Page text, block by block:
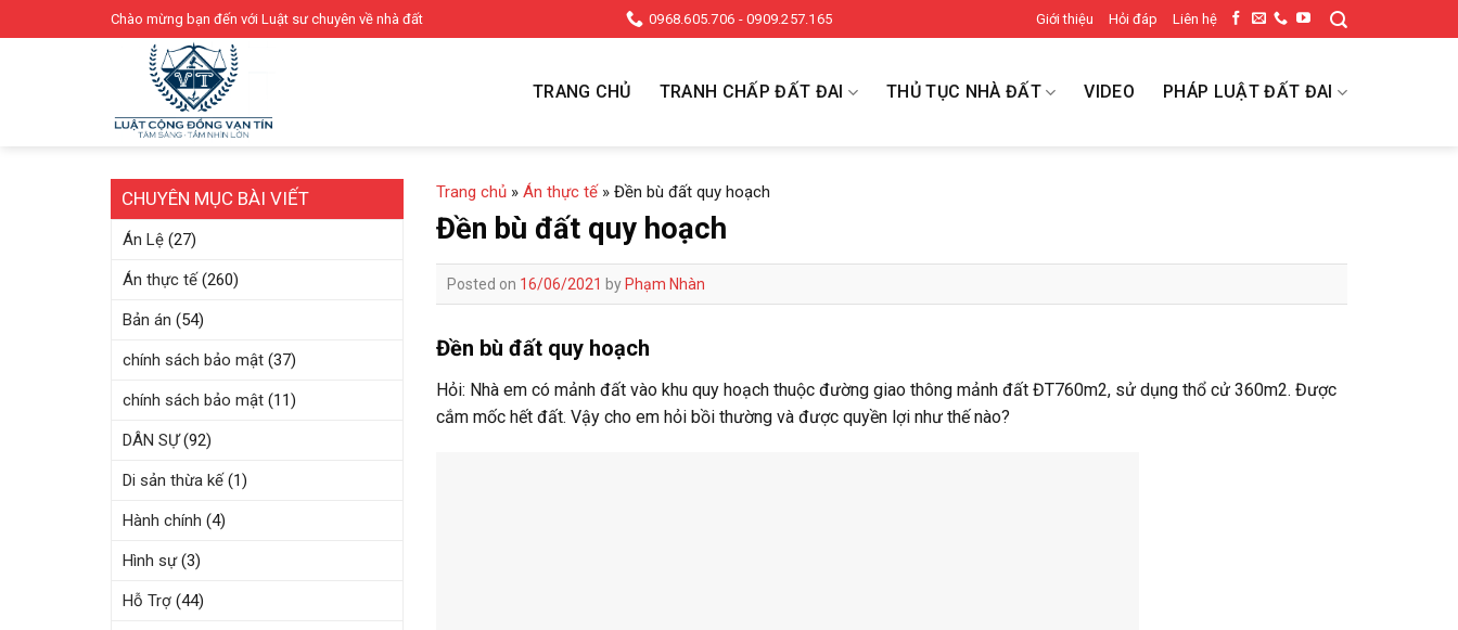
to
Chào mừng bạn đến với Luật sư chuyên về nhà đất 0968.605.706 - 0909.257.165 Giới thiệu Hỏi đáp Liên hệ
TRANG CHỦ TRANH CHẤP ĐẤT ĐAI THỦ TỤC NHÀ ĐẤT VIDEO PHÁP LUẬT ĐẤT ĐAI
CHUYÊN MỤC BÀI VIẾT
Án Lệ (27)
Án thực tế(260)
Bản án (54)
chính sách bảo mật (37)
chính sách bảo mật (11)
DÂN SỰ(92)
Di sản thừa kế(1)
Hành chính (4)
Hình sự(3)
Hỗ Trợ (44)
Trang chủ » Án thực tế» Đền bù đất quy hoạch
Đền bù đất quy hoạch
Posted on 16/06/2021 byPhạm Nhàn
Đền bù đất quy hoạch
Hỏi: Nhà em có mảnh đất vào khu quy hoạch thuộc đường giao thông mảnh đất ĐT760m2, sử dụng thổ cử 360m2. Được
cắm mốc hết đất. Vậy cho em hỏi bồi thường và được quyền lợi như thế nào?